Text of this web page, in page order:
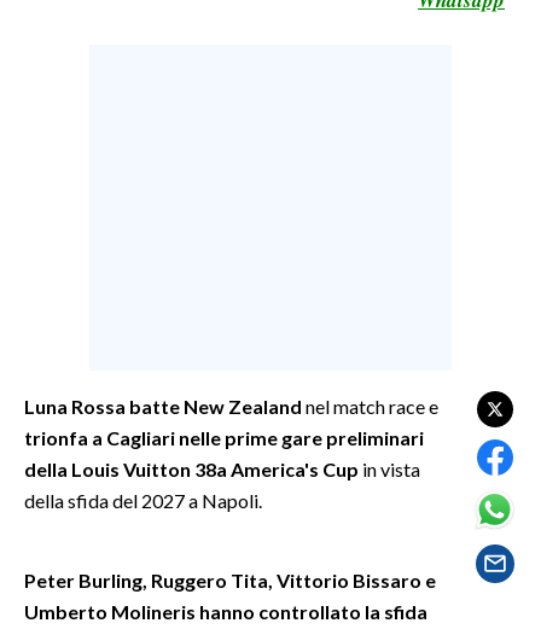
SPETTACOLI
GOSSIP
SARDEGNA TURISMO
Luna Rossa batte New Zealand nel match race e
trionfa a Cagliari nelle prime gare preliminari
della Louis Vuitton 38a America's Cup in vista
della sfida del 2027 a Napoli.
Peter Burling, Ruggero Tita, Vittorio Bissaro e
Umberto Molineris hanno controllato la sfida